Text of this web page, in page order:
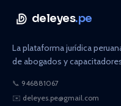
deleyes.pe
La plataforma jurídica
de abogados y
📞 946881067
✉️ deleyes.pe@gmail.com